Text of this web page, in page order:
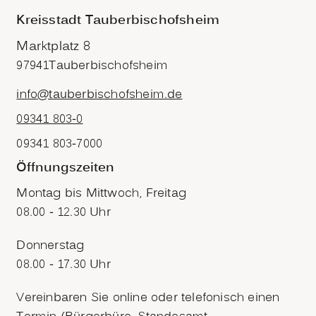
Kreisstadt Tauberbischofsheim
Marktplatz 8
97941Tauberbischofsheim
info@tauberbischofsheim.de
09341 803-0
09341 803-7000
Öffnungszeiten
Montag bis Mittwoch, Freitag
08.00 - 12.30 Uhr
Donnerstag
08.00 - 17.30 Uhr
Vereinbaren Sie online oder telefonisch einen